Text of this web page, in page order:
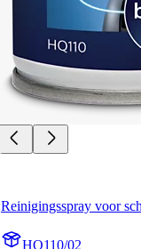
Reinigingsspray voor
HQ110/02